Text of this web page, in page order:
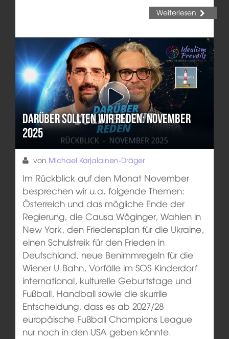
Weiterlesen
Darüber sollten wir reden: November
2025
von Michael Karjalainen-Dräger
Im Rückblick auf den Monat November
besprechen wir u.a. folgende Themen:
Österreich und das mögliche Ende der
Regierung, die Causa Wöginger, Wahlen in
New York, den Friedensplan für die Ukraine,
einen Schulstreik für den Frieden in
Deutschland, neue Benimmregeln für die
Wiener U-Bahn, Vorfälle im SOS-Kinderdorf
international, kulturelle Geburtstage und
Fußball, Handball sowie die skurrile
Entscheidung, dass es ab 2027/28
europäische Fußball Champions League
nur noch in den USA geben könnte.